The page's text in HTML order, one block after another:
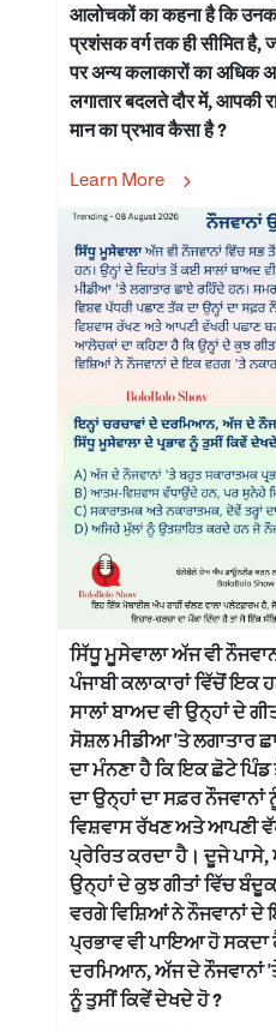
आलोचकों का कहना है कि
प्रशंसक वर्ग तक ही सीमित है,
पर अन्य कलाकारों का अधिक
लगातार बदलते दौर में, आपकी
मान का प्रभाव कैसा है ?
Learn More
ਸਿੱਧੂ ਮੂਸੇਵਾਲਾ ਅੱਜ ਵੀ
ਪੰਜਾਬੀ ਕਲਾਕਾਰਾਂ ਵਿੱਚੋਂ ਇਕ
ਸਾਲਾਂ ਬਾਅਦ ਵੀ ਉਨ੍ਹਾਂ ਦੇ
ਸੋਸ਼ਲ ਮੀਡੀਆ 'ਤੇ ਲਗਾਤਾਰ
ਦਾ ਮੰਨਣਾ ਹੈ ਕਿ ਇਕ ਛੋਟੇ
ਦਾ ਉਨ੍ਹਾਂ ਦਾ ਸਫ਼ਰ
ਵਿਸ਼ਵਾਸ ਰੱਖਣ ਅਤੇ ਆਪਣੀ
ਪ੍ਰੇਰਿਤ ਕਰਦਾ ਹੈ। ਦੂਜੇ ਪਾਸੇ,
ਉਨ੍ਹਾਂ ਦੇ ਕੁਝ ਗੀਤਾਂ ਵਿੱਚ
ਵਰਗੇ ਵਿਸ਼ਿਆਂ ਨੇ ਨੌਜਵਾਨਾਂ
ਪ੍ਰਭਾਵ ਵੀ ਪਾਇਆ ਹੋ ਸਕਦਾ
ਦਰਮਿਆਨ, ਅੱਜ ਦੇ ਨੌਜਵਾਨਾਂ
ਨੂੰ ਤੁਸੀਂ ਕਿਵੇਂ ਦੇਖਦੇ ਹੋ ?